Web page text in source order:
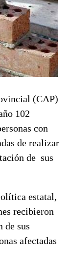
(CAP)
102
con
de realizar
de sus
estatal,
recibieron
de sus
afectadas